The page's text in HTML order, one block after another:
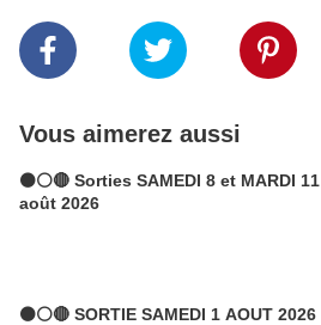
Vous aimerez aussi
⚫⚪🔴 Sorties SAMEDI 8 et MARDI 11
août 2026
⚫⚪🔴 SORTIE SAMEDI 1 AOUT 2026